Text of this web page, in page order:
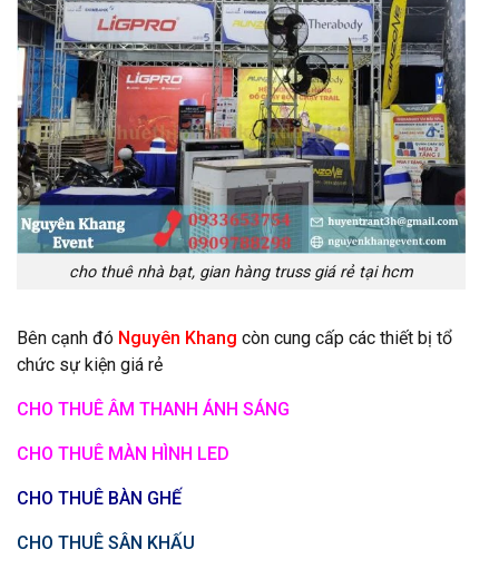
cho thuê nhà bạt, gian hàng truss giá rẻ tại hcm
Bên cạnh đó Nguyên Khang còn cung cấp các thiết bị tổ
chức sự kiện giá rẻ
CHO THUÊ ÂM THANH ÁNH SÁNG
CHO THUÊ MÀN HÌNH LED
CHO THUÊ BÀN GHẾ
CHO THUÊ SÂN KHẤU